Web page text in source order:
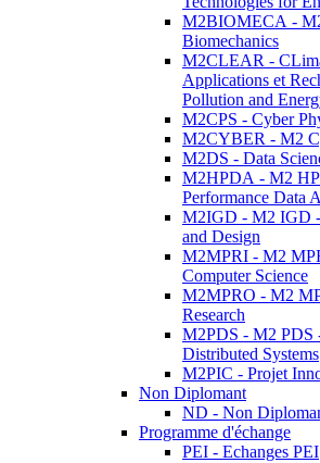
M2BIOMECA -
Biomechanics
M2CLEAR -
Applications et
Pollution and
M2CPS - Cyber
M2CYBER - M2
M2DS - Data
M2HPDA - M2
Performance Data
M2IGD - M2 IGD
and Design
M2MPRI - M2
Computer Science
M2MPRO - M2
Research
M2PDS - M2 PDS
Distributed Systems
M2PIC - Projet
Non Diplomant
ND - Non
Programme d'échange
PEI - Echanges PEI